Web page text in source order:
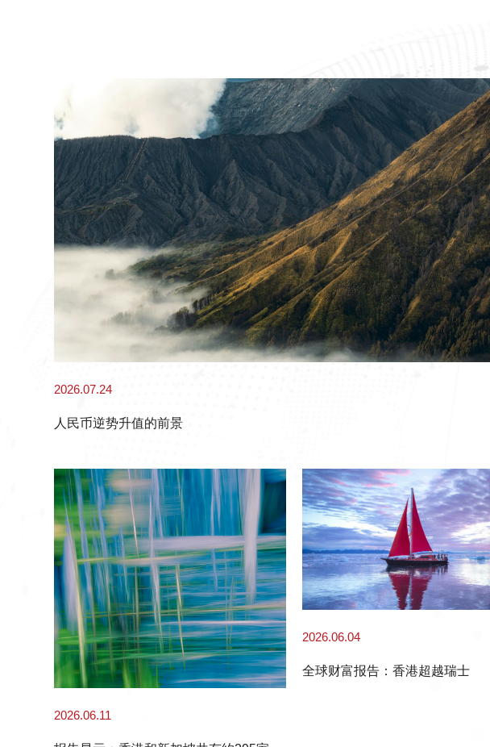
2026.07.24
人民币逆势升值的前景
2026.06.11
2026.06.04
全球财富报告：香港超越瑞士